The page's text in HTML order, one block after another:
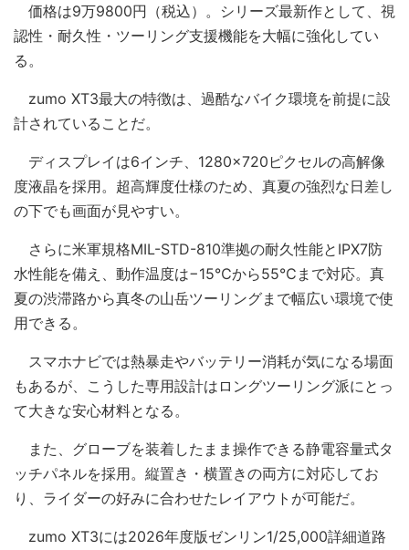
価格は9万9800円（税込）。シリーズ最新作として、視
認性・耐久性・ツーリング支援機能を大幅に強化してい
る。
zumo XT3最大の特徴は、過酷なバイク環境を前提に設
計されていることだ。
ディスプレイは6インチ、1280×720ピクセルの高解像
度液晶を採用。超高輝度仕様のため、真夏の強烈な日差し
の下でも画面が見やすい。
さらに米軍規格MIL-STD-810準拠の耐久性能とIPX7防
水性能を備え、動作温度は−15℃から55℃まで対応。真
夏の渋滞路から真冬の山岳ツーリングまで幅広い環境で使
用できる。
スマホナビでは熱暴走やバッテリー消耗が気になる場面
もあるが、こうした専用設計はロングツーリング派にとっ
て大きな安心材料となる。
また、グローブを装着したまま操作できる静電容量式タ
ッチパネルを採用。縦置き・横置きの両方に対応してお
り、ライダーの好みに合わせたレイアウトが可能だ。
zumo XT3には2026年度版ゼンリン1/25,000詳細道路